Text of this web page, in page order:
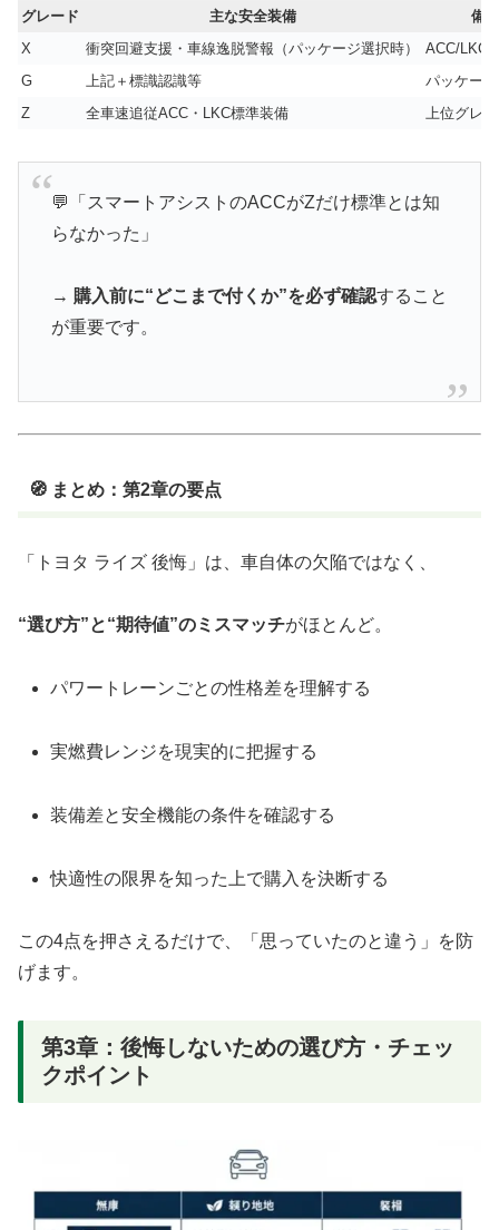
グレード 主な安全装備
備考
X
衝突回避支援・車線逸脱警報（パッケージ選択時）
ACC/LKC
G
上記＋標識認識等
パッケー
Z
全車速追従ACC・LKC標準装備 上位グレ
💬「スマートアシストのACCがZだけ標準とは知
らなかった」
→ 購入前に“どこまで付くか”を必ず確認すること
が重要です。
🧭 まとめ：第2章の要点
「トヨタ ライズ 後悔」は、車自体の欠陥ではなく、
“選び方”と“期待値”のミスマッチがほとんど。
パワートレーンごとの性格差を理解する
実燃費レンジを現実的に把握する
装備差と安全機能の条件を確認する
快適性の限界を知った上で購入を決断する
この4点を押さえるだけで、「思っていたのと違う」を防
げます。
第3章：後悔しないための選び方・チェッ
クポイント